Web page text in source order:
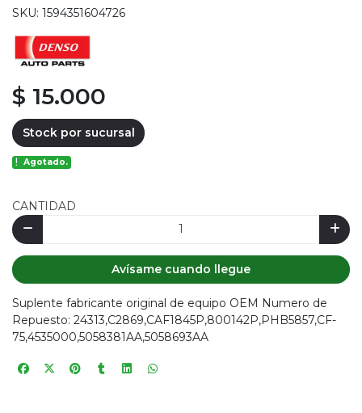
SKU: 1594351604726
$ 15.000
Stock por sucursal
Agotado.
CANTIDAD
Avísame cuando llegue
Suplente fabricante original de equipo OEM Numero de
Repuesto: 24313,C2869,CAF1845P,800142P,PHB5857,CF-
75,4535000,5058381AA,5058693AA